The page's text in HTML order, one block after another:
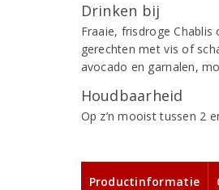
Drinken bij
Fraaie, frisdroge
gerechten met vis of
avocado en garnalen,
Houdbaarheid
Op z’n mooist tussen 2
Productinformatie